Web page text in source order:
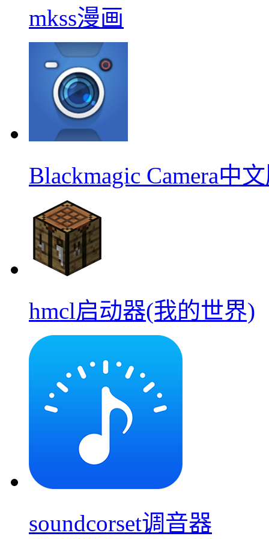
mkss漫画
Blackmagic Camera中
hmcl启动器(我的世界)
soundcorset调音器